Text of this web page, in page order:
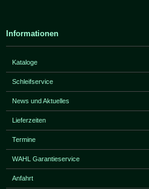
Informationen
Kataloge
Schleifservice
News und Aktuelles
Lieferzeiten
Termine
WAHL Garantieservice
Anfahrt